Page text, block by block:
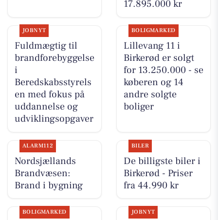
17.895.000 kr
JOBNYT
Fuldmægtig til
brandforebyggelse
i
Beredskabsstyrels
en med fokus på
uddannelse og
udviklingsopgaver
BOLIGMARKED
Lillevang 11 i
Birkerød er solgt
for 13.250.000 - se
køberen og 14
andre solgte
boliger
ALARM112
Nordsjællands
Brandvæsen:
Brand i bygning
BILER
De billigste biler i
Birkerød - Priser
fra 44.990 kr
BOLIGMARKED JOBNYT